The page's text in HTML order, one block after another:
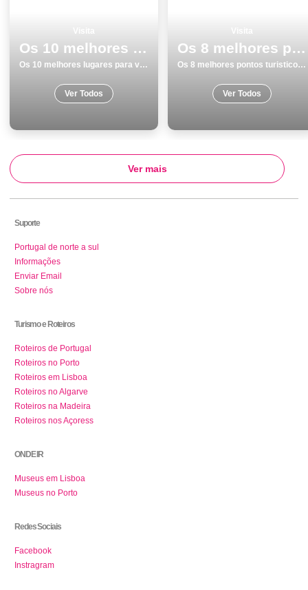
Os 10 melhores lugares para visitar na Ponta Delgada
Os 10 melhores lugares para visitar na Ponta Delgada
Ver Todos
Os 8 melhores pontos turisticos para visitar em GuimarÃ£es
Os 8 melhores pontos turisticos para visitar em GuimarÃ£es
Ver Todos
Ver mais
Suporte
Portugal de norte a sul
Informações
Enviar Email
Sobre nós
Turismo e Roteiros
Roteiros de Portugal
Roteiros no Porto
Roteiros em Lisboa
Roteiros no Algarve
Roteiros na Madeira
Roteiros nos Açoress
ONDE IR
Museus em Lisboa
Museus no Porto
Redes Sociais
Facebook
Instragram